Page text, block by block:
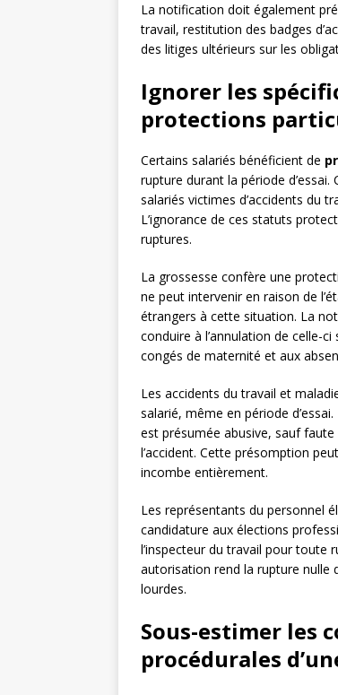
La notification doit également
travail, restitution des badges
des litiges ultérieurs sur les
Ignorer les
protections
Certains salariés bénéficient de
rupture durant la période
salariés victimes d’accidents du
L’ignorance de ces statuts
ruptures.
La grossesse confère une
ne peut intervenir en raison de
étrangers à cette situation. La
conduire à l’annulation de celle-
congés de maternité et aux
Les accidents du travail et
salarié, même en période
est présumée abusive, sauf
l’accident. Cette présomption
incombe entièrement.
Les représentants du personnel
candidature aux élections
l’inspecteur du travail pour toute
autorisation rend la rupture nulle
lourdes.
Sous-estimer les
procédurales